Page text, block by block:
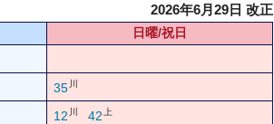
2026年6月29日 改正
日曜/祝日
35 川
12 川 42 上